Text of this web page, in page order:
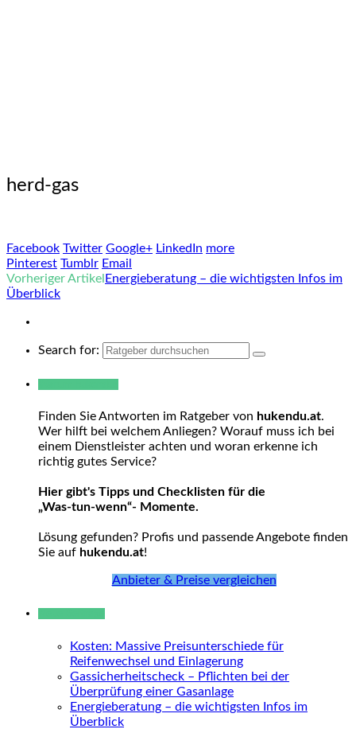
herd-gas
Facebook Twitter Google+ LinkedIn more
Pinterest Tumblr Email
Vorheriger Artikel Energieberatung – die wichtigsten Infos im
Überblick
Search for:
Finden Sie Antworten im Ratgeber von hukendu.at.
Wer hilft bei welchem Anliegen? Worauf muss ich bei
einem Dienstleister achten und woran erkenne ich
richtig gutes Service?
Hier gibt's Tipps und Checklisten für die
„Was-tun-wenn“- Momente.
Lösung gefunden? Profis und passende Angebote finden
Sie auf hukendu.at!
Anbieter & Preise vergleichen
Kosten: Massive Preisunterschiede für
Reifenwechsel und Einlagerung
Gassicherheitscheck – Pflichten bei der
Überprüfung einer Gasanlage
Energieberatung – die wichtigsten Infos im
Überblick